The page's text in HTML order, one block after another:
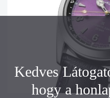
Kedves
hogy a